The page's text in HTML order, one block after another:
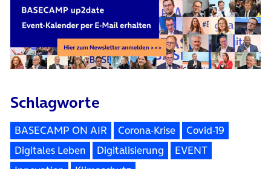
Schlagworte
BASECAMP ON AIR Corona-Krise
Covid-19
Digitales Leben
Digitalisierung
EVENT